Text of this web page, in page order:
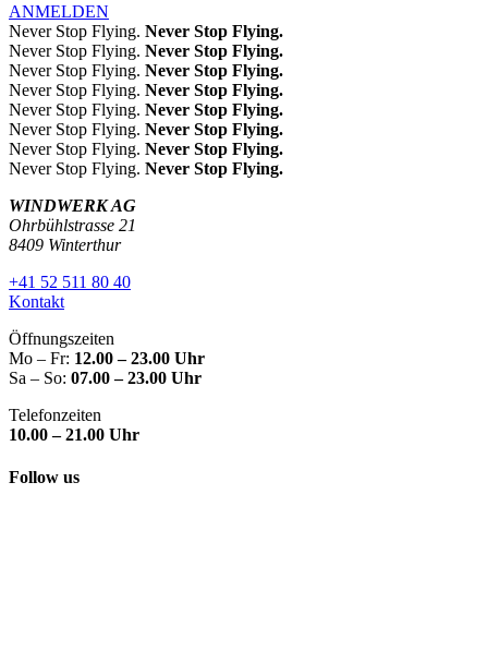
ANMELDEN
Never Stop Flying. Never Stop Flying.
Never Stop Flying. Never Stop Flying.
Never Stop Flying. Never Stop Flying.
Never Stop Flying. Never Stop Flying.
Never Stop Flying. Never Stop Flying.
Never Stop Flying. Never Stop Flying.
Never Stop Flying. Never Stop Flying.
Never Stop Flying. Never Stop Flying.
WINDWERK AG
Ohrbühlstrasse 21
8409 Winterthur
+41 52 511 80 40
Kontakt
Öffnungszeiten
Mo – Fr: 12.00 – 23.00 Uhr
Sa – So: 07.00 – 23.00 Uhr
Telefonzeiten
10.00 – 21.00 Uhr
Follow us